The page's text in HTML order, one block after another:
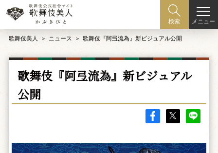
検索 メニュー
歌舞伎美人 ニュース 歌舞伎『阿弖流為』新ビジュアル公開
歌舞伎『阿弖流為』新ビジュアル
公開